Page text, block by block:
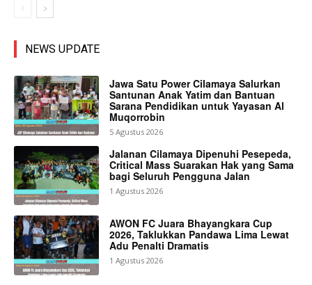
NEWS UPDATE
Jawa Satu Power Cilamaya Salurkan
Santunan Anak Yatim dan Bantuan
Sarana Pendidikan untuk Yayasan Al
Muqorrobin
5 Agustus 2026
Jalanan Cilamaya Dipenuhi Pesepeda,
Critical Mass Suarakan Hak yang Sama
bagi Seluruh Pengguna Jalan
1 Agustus 2026
AWON FC Juara Bhayangkara Cup
2026, Taklukkan Pandawa Lima Lewat
Adu Penalti Dramatis
1 Agustus 2026